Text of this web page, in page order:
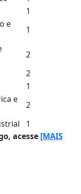
1
e
1
2
2
1
e
2
1
acesse [MAIS